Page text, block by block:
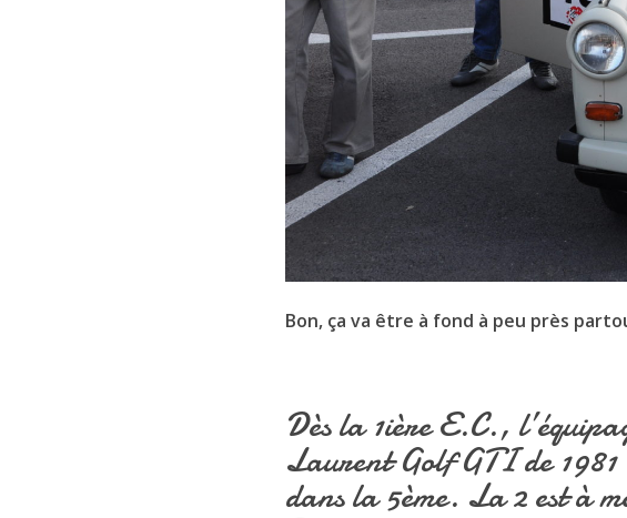
Bon, ça va être à fond à peu près
Dès la 1ière E.C.,
Laurent Golf GTI de
dans la 5ème. La 2 est à